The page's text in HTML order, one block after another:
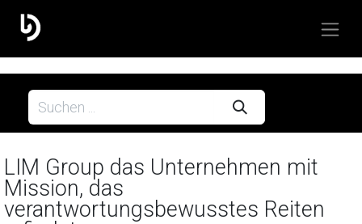
LIM Group das Unternehmen mit
Mission, das
verantwortungsbewusstes Reiten